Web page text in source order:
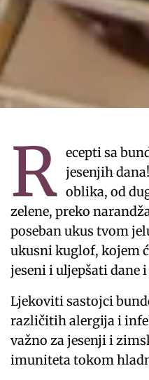
R ecepti sa
jesenjih
oblika, od
zelene, preko
poseban ukus tvom
ukusni kuglof, kojem
jeseni i uljepšati dane
Ljekoviti sastojci
različitih alergija i
važno za jesenji i
imuniteta tokom